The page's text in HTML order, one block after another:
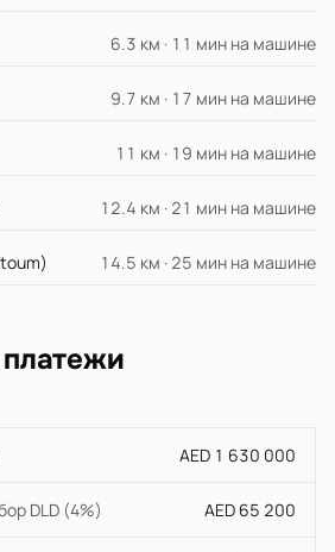
6.3 км · 11 мин на машине
9.7 км · 17 мин на машине
11 км · 19 мин на машине
12.4 км · 21 мин на машине
14.5 км · 25 мин на машине
AED 1 630 000
DLD (4%) AED 65 200